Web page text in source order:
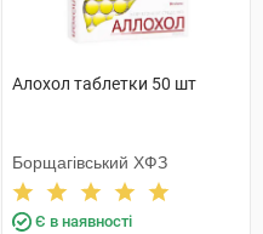
Алохол таблетки 50 шт
Борщагівський ХФЗ
Є в наявності